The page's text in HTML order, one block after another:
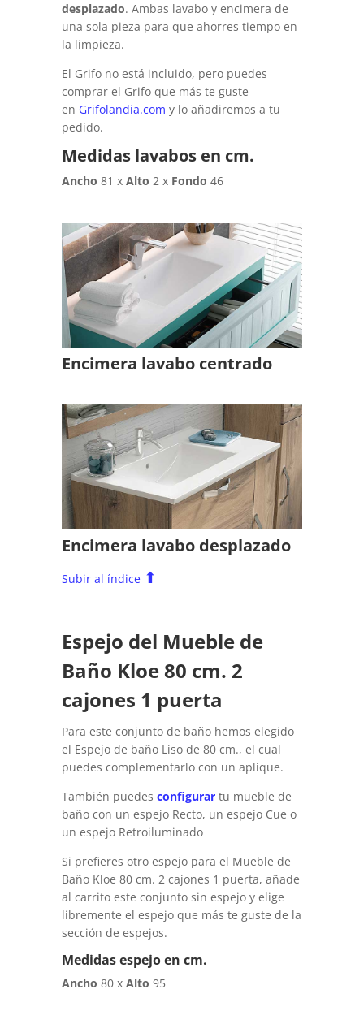
desplazado. Ambas lavabo y encimera de
una sola pieza para que ahorres tiempo en
la limpieza.
El Grifo no está incluido, pero puedes
comprar el Grifo que más te guste
en Grifolandia.com y lo añadiremos a tu
pedido.
Medidas lavabos en cm.
Ancho 81 x Alto 2 x Fondo 46
Encimera lavabo centrado
Encimera lavabo desplazado
Subir al índice ⬆
Espejo del Mueble de
Baño Kloe 80 cm. 2
cajones 1 puerta
Para este conjunto de baño hemos elegido
el Espejo de baño Liso de 80 cm., el cual
puedes complementarlo con un aplique.
También puedes configurartu mueble de
baño con un espejo Recto, un espejo Cue o
un espejo Retroiluminado
Si prefieres otro espejo para el Mueble de
Baño Kloe 80 cm. 2 cajones 1 puerta, añade
al carrito este conjunto sin espejo y elige
libremente el espejo que más te guste de la
sección de espejos.
Medidas espejo en cm.
Ancho 80 x Alto 95